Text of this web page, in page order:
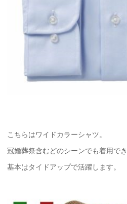
こちらはワイドカラーシャツ。
冠婚葬祭含むどのシーンでも着用で
基本はタイドアップで活躍します。